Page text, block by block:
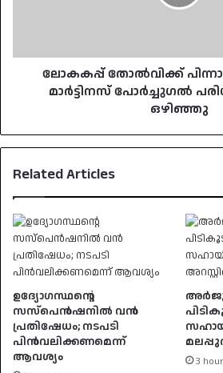
ഒഴിഞ്ഞു
ലോകകപ്പ് തോൽവിക്ക്
മാർട്ടിനസ് പോർച്ചുഗൽ
ഒഴിഞ്ഞു
Related Articles
ഉദ്യോഗസ്ഥൻ്റെ
സസ്പെൻഷനിൽ വൻ
പ്രതിഷേധം; നടപടി
പിൻവലിക്കണമെന്ന്
ആവശ്യം
3